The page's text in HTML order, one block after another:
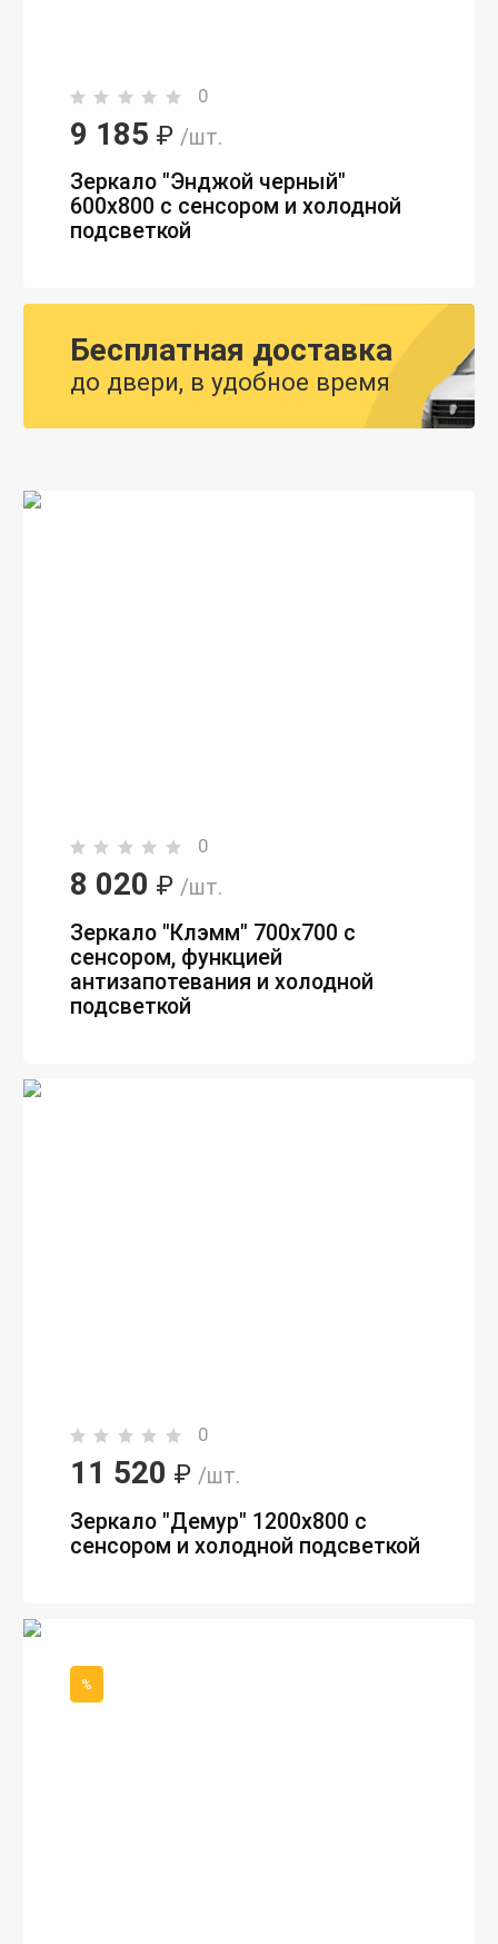
0
9 185 ₽ /шт.
Зеркало "Энджой черный"
600х800 с сенсором и холодной
подсветкой
0
8 020 ₽ /шт.
Зеркало "Клэмм" 700х700 с
сенсором, функцией
антизапотевания и холодной
подсветкой
0
11 520 ₽ /шт.
Зеркало "Демур" 1200х800 с
сенсором и холодной подсветкой
%
Бесплатная доставка
до двери, в удобное время